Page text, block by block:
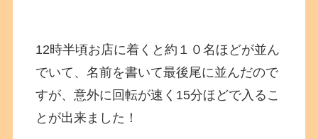
12時半頃お店に着くと約１０名ほどが並ん
でいて、名前を書いて最後尾に並んだので
すが、意外に回転が速く15分ほどで入るこ
とが出来ました！